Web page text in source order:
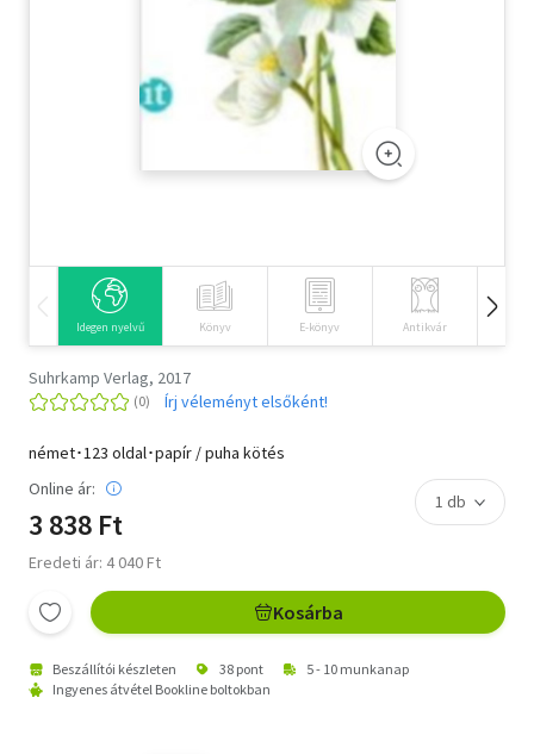
Természettudomány
Idegen nyelvű Könyv E-könyv Antikvár
Suhrkamp Verlag, 2017
Írj véleményt elsőként!
német･123 oldal･papír / puha kötés
Online ár:
3 838 Ft
Eredeti ár: 4 040 Ft
Kosárba
Beszállítói készleten 38 pont
5 - 10 munkanap
Ingyenes átvétel Bookline boltokban